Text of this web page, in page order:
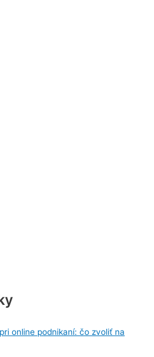
online podnikaní: čo zvoliť na